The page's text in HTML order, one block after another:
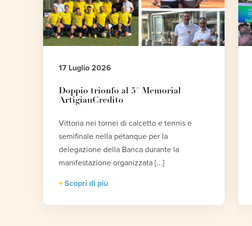
17 Luglio 2026
Doppio trionfo al 5° Memorial
ArtigianCredito
Vittoria nei tornei di calcetto e tennis e
semifinale nella pétanque per la
delegazione della Banca durante la
manifestazione organizzata [...]
Scopri di più